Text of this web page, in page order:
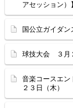
アセッション）】
国公立ガイダ
球技大会 ３月
音楽コースエン
２３日（木）